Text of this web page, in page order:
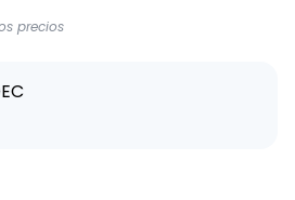
precios